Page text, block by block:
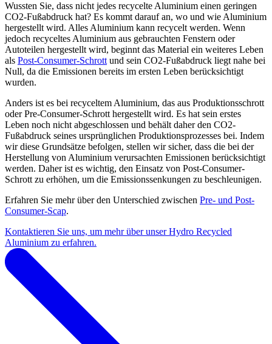
Wussten Sie, dass nicht jedes recycelte Aluminium einen geringen
CO2-Fußabdruck hat? Es kommt darauf an, wo und wie Aluminium
hergestellt wird. Alles Aluminium kann recycelt werden. Wenn
jedoch recyceltes Aluminium aus gebrauchten Fenstern oder
Autoteilen hergestellt wird, beginnt das Material ein weiteres Leben
als Post-Consumer-Schrott und sein CO2-Fußabdruck liegt nahe bei
Null, da die Emissionen bereits im ersten Leben berücksichtigt
wurden.
Anders ist es bei recyceltem Aluminium, das aus Produktionsschrott
oder Pre-Consumer-Schrott hergestellt wird. Es hat sein erstes
Leben noch nicht abgeschlossen und behält daher den CO2-
Fußabdruck seines ursprünglichen Produktionsprozesses bei. Indem
wir diese Grundsätze befolgen, stellen wir sicher, dass die bei der
Herstellung von Aluminium verursachten Emissionen berücksichtigt
werden. Daher ist es wichtig, den Einsatz von Post-Consumer-
Schrott zu erhöhen, um die Emissionssenkungen zu beschleunigen.
Erfahren Sie mehr über den Unterschied zwischen Pre- und Post-
Consumer-Scap.
Kontaktieren Sie uns, um mehr über unser Hydro Recycled
Aluminium zu erfahren.